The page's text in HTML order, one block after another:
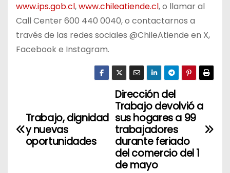
www.ips.gob.cl,www.chileatiende.cl, o llamar al
Call Center 600 440 0040, o contactarnos a
través de las redes sociales @ChileAtiende en X,
Facebook e Instagram.
a
Dirección del
Trabajo devolvió a
sus hogares a 99
trabajadores
durante feriado
del comercio del 1
de mayo
Trabajo, dignidad
y nuevas
oportunidades